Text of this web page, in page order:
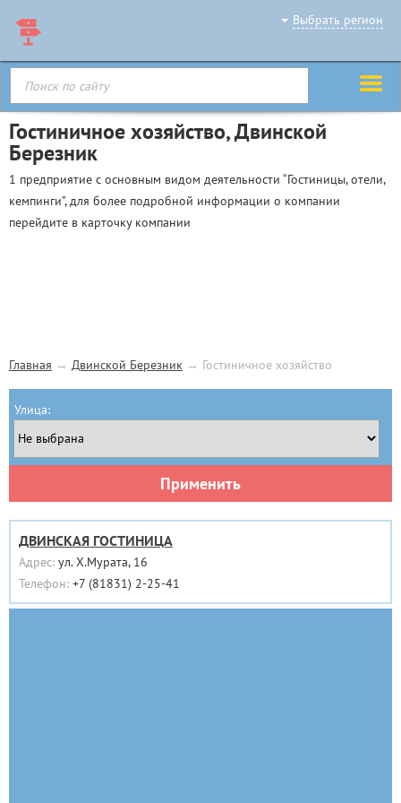
Выбрать регион
Гостиничное хозяйство, Двинской
Березник
1 предприятие с основным видом деятельности “Гостиницы, отели,
кемпинги”, для более подробной информации о компании
перейдите в карточку компании
Главная → Двинской Березник → Гостиничное хозяйство
Улица:
Применить
ДВИНСКАЯ ГОСТИНИЦА
Адрес: ул. Х.Мурата, 16
Телефон: +7 (81831) 2-25-41